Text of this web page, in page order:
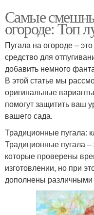
Самые
огороде: Топ
Пугала на огороде –
средство для
добавить немного
В этой статье мы
оригинальные
помогут защитить ваш
вашего сада.
Традиционные пугала:
Традиционные пугала –
которые проверены
изготовлении, но при
дополнены